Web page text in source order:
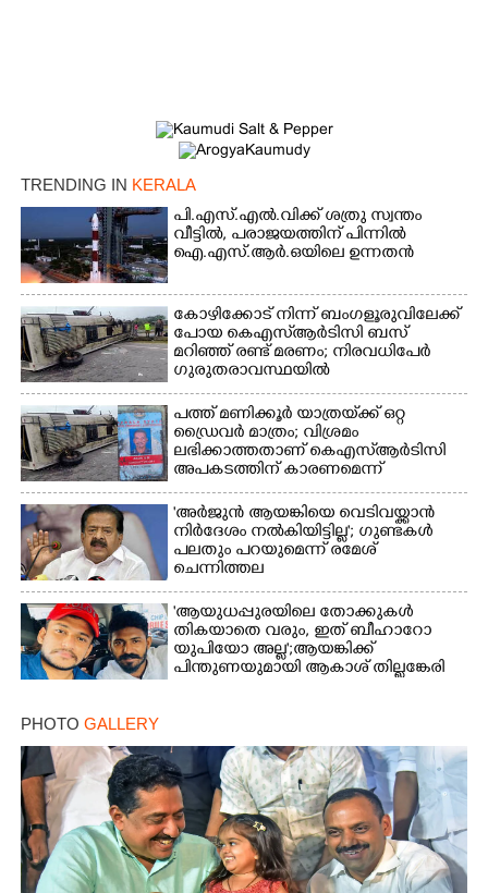
TRENDING IN KERALA
പി.എസ്.എൽ.വിക്ക് ശത്രു സ്വന്തം
വീട്ടിൽ,​ പരാജയത്തിന് പിന്നിൽ
ഐ.എസ്.ആർ.ഒയിലെ ഉന്നതൻ
കോഴിക്കോട് നിന്ന് ബംഗളൂരുവിലേക്ക്
പോയ കെഎസ്‌ആർടിസി ബസ്
മറിഞ്ഞ് രണ്ട് മരണം; നിരവധിപേർ
ഗുരുതരാവസ്ഥയിൽ
പത്ത് മണിക്കൂർ യാത്രയ്‌ക്ക് ഒറ്റ
ഡ്രൈവർ മാത്രം; വിശ്രമം
ലഭിക്കാത്തതാണ് കെഎസ്‌ആർടിസി
അപകടത്തിന് കാരണമെന്ന്
വിമർശനം
'അർജുൻ ആയങ്കിയെ വെടിവയ്ക്കാൻ
നിർദേശം നൽകിയിട്ടില്ല'; ഗുണ്ടകൾ
പലതും പറയുമെന്ന് രമേശ്
ചെന്നിത്തല
'ആയുധപ്പുരയിലെ തോക്കുകൾ
തികയാതെ വരും, ഇത് ബീഹാറോ
യുപിയോ അല്ല';ആയങ്കിക്ക്
പിന്തുണയുമായി ആകാശ് തില്ലങ്കേരി
PHOTO GALLERY
Share this link
Copy Link